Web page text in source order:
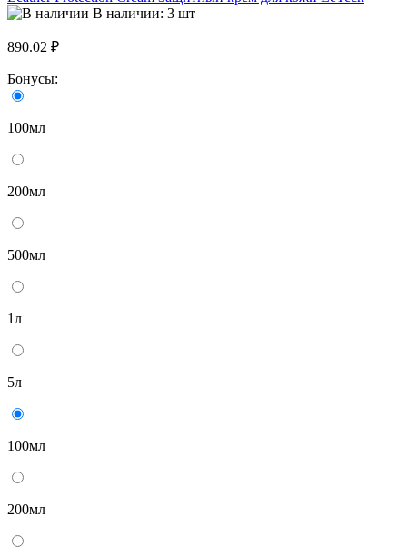
В наличии: 3 шт
890.02 ₽
Бонусы:
100мл
200мл
500мл
1л
5л
100мл
200мл